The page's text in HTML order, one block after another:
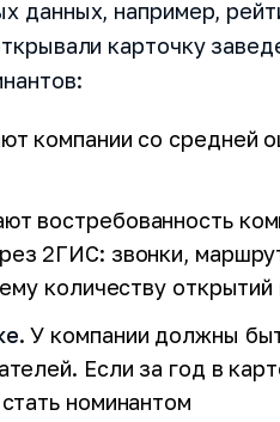
данных, например,
карточку
компании со средней
востребованность
2ГИС: звонки,
количеству открытий
. У компании должны
Если за год в
номинантом